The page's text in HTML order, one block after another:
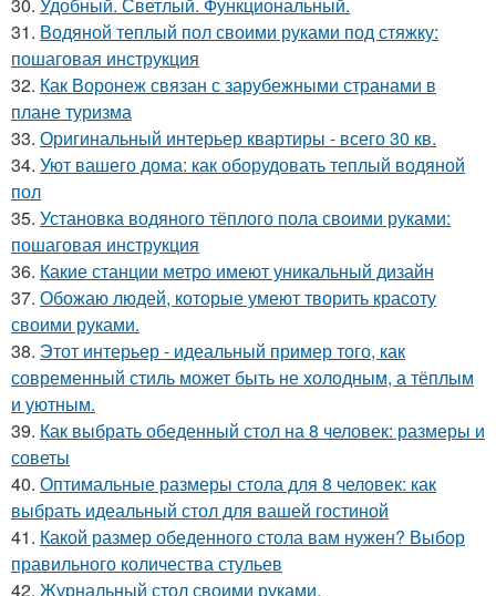
30. Удобный. Светлый. Функциональный.
31. Водяной теплый пол своими руками под стяжку:
пошаговая инструкция
32. Как Воронеж связан с зарубежными странами в
плане туризма
33. Оригинальный интерьер квартиры - всего 30 кв.
34. Уют вашего дома: как оборудовать теплый водяной
пол
35. Установка водяного тёплого пола своими руками:
пошаговая инструкция
36. Какие станции метро имеют уникальный дизайн
37. Обожаю людей, которые умеют творить красоту
своими руками.
38. Этот интерьер - идеальный пример того, как
современный стиль может быть не холодным, а тёплым
и уютным.
39. Как выбрать обеденный стол на 8 человек: размеры и
советы
40. Оптимальные размеры стола для 8 человек: как
выбрать идеальный стол для вашей гостиной
41. Какой размер обеденного стола вам нужен? Выбор
правильного количества стульев
42. Журнальный стол своими руками.